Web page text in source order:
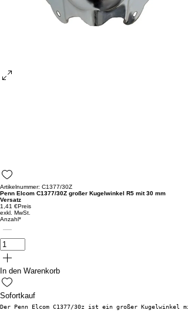
Artikelnummer: C1377/30Z
Penn Elcom C1377/30Z großer Kugelwinkel R5 mit 30 mm
Versatz
1,41 €Preis
exkl. MwSt.
Anzahl*
In den Warenkorb
Sofortkauf
Der Penn Elcom C1377/30z ist ein großer